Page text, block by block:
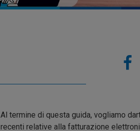
Al termine di questa guida, vogliamo
recenti relative alla fatturazione